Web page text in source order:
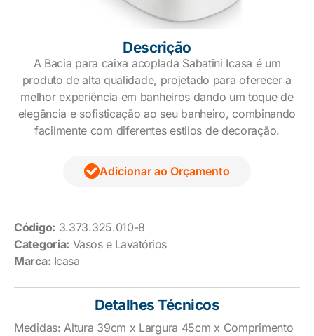
Descrição
A Bacia para caixa acoplada Sabatini Icasa é um
produto de alta qualidade, projetado para oferecer a
melhor experiência em banheiros dando um toque de
elegância e sofisticação ao seu banheiro, combinando
facilmente com diferentes estilos de decoração.
Adicionar ao Orçamento
Código: 3.373.325.010-8
Categoria: Vasos e Lavatórios
Marca: Icasa
Detalhes Técnicos
Medidas: Altura 39cm x Largura 45cm x Comprimento